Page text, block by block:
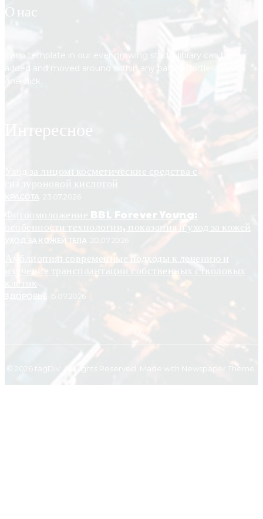
О нас
Each template in our ever growing studio library can be
added and moved around within any page effortlessly with
Интересное
Уход за лицом: косметические средства с
гиалуроновой кислотой
КРАСОТА
Фотоомоложение BBL Forever Young:
особенности технологии, показания и уход за кожей
УХОД ЗА КОЖЕЙ ТЕЛА
Амблиопия: современные подходы к лечению и
изучение трансплантации собственных стволовых
клеток
ЗДОРОВЬЕ
© 2026 tagDiv. All Rights Reserved. Made with Newspaper Theme.